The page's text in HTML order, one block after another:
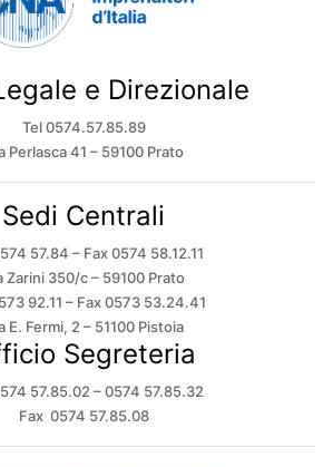
e Direzionale
Tel 0574.57.85.89
Perlasca 41 – 59100 Prato
Sedi Centrali
57.84 – Fax 0574 58.12.11
Zarini 350/c – 59100 Prato
92.11 – Fax 0573 53.24.41
E. Fermi, 2 – 51100 Pistoia
Segreteria
57.85.02 – 0574 57.85.32
Fax 0574 57.85.08